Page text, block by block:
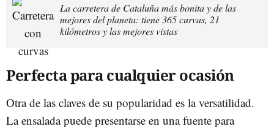
La carretera de Cataluña más bonita y de las
mejores del planeta: tiene 365 curvas, 21
kilómetros y las mejores vistas
Perfecta para cualquier ocasión
Otra de las claves de su popularidad es la versatilidad.
La ensalada puede presentarse en una fuente para